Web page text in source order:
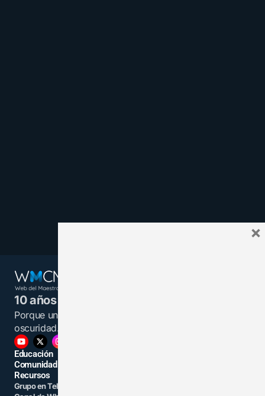
10 años juntos y más unidos.
Porque un maestro informado es una luz en la
oscuridad.
Educación
Comunidad
Recursos
Grupo en Telegram
×